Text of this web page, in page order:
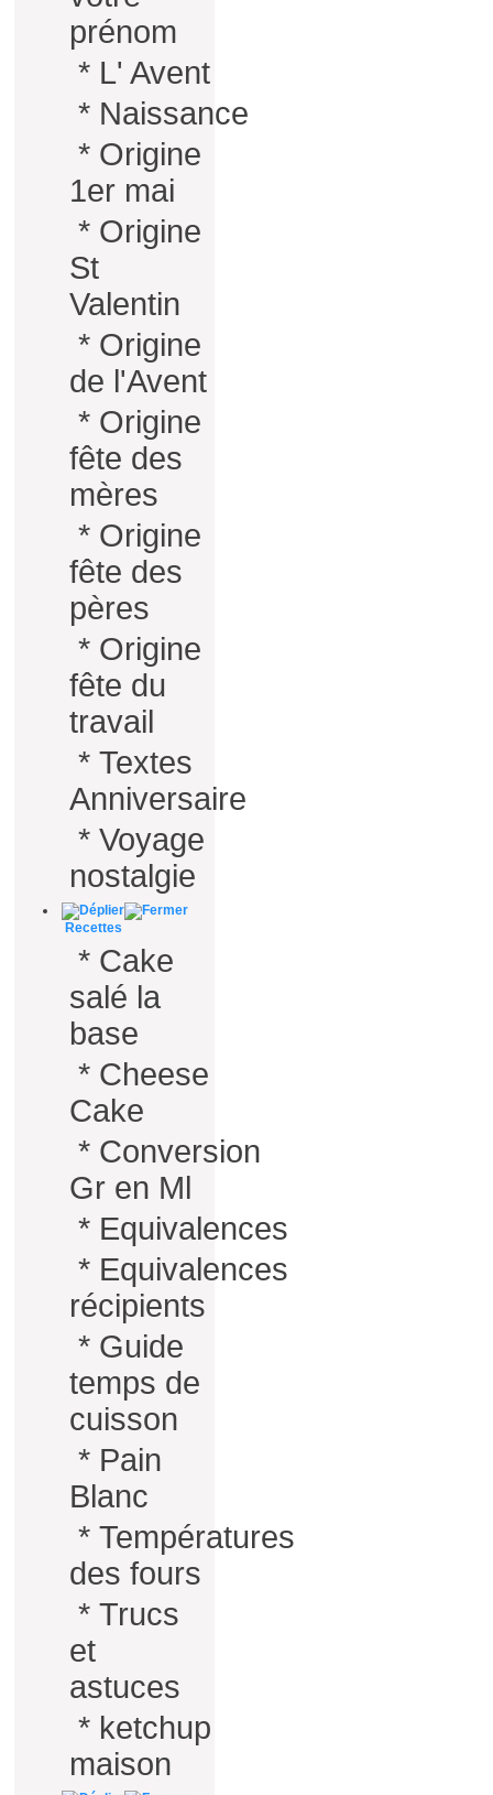
prénom
* L' Avent
* Naissance
* Origine
1er mai
* Origine
St
Valentin
* Origine
de l'Avent
* Origine
fête des
mères
* Origine
fête des
pères
* Origine
fête du
travail
* Textes
Anniversaire
* Voyage
nostalgie
Recettes
* Cake
salé la
base
* Cheese
Cake
* Conversion
Gr en Ml
* Equivalences
* Equivalences
récipients
* Guide
temps de
cuisson
* Pain
Blanc
* Températures
des fours
* Trucs
et
astuces
* ketchup
maison